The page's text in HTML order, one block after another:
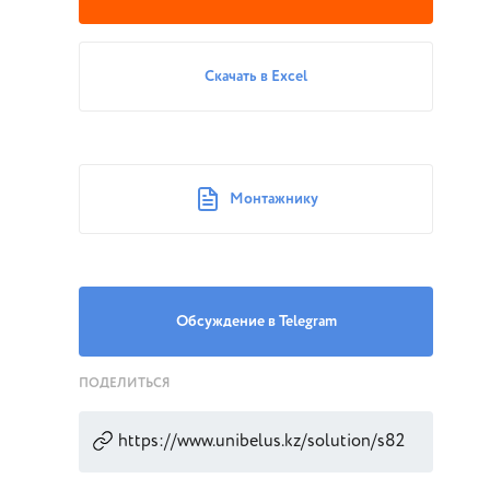
Скачать в Excel
Монтажнику
Обсуждение в Telegram
ПОДЕЛИТЬСЯ